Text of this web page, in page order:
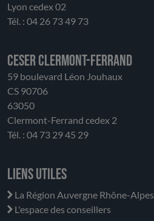
Lyon cedex 02
Tél. : 04 26 73 49 73
CESER Clermont-Ferrand
59 boulevard Léon Jouhaux
CS 90706
63050
Clermont-Ferrand cedex 2
Tél. : 04 73 29 45 29
Liens utiles
La Région Auvergne Rhône-Alpes
L'espace des conseillers